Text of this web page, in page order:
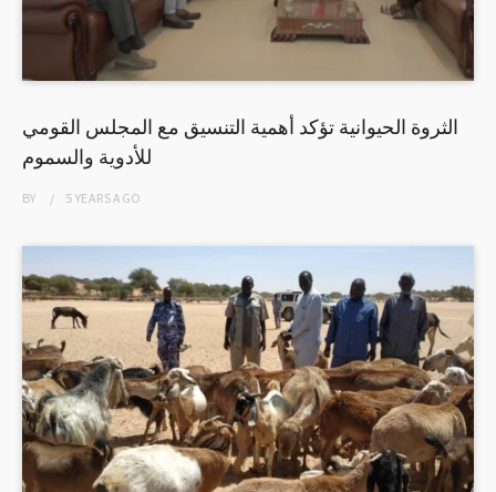
الثروة الحيوانية تؤكد أهمية التنسيق مع المجلس القومي
للأدوية والسموم
BY 5 YEARSAGO